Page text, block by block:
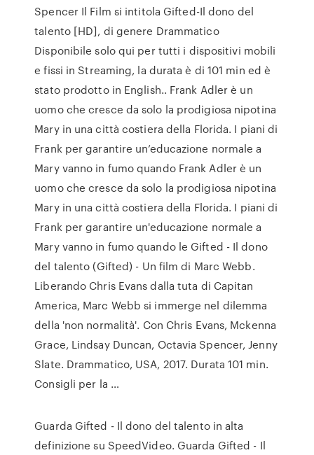
Spencer Il Film si intitola Gifted-Il dono del
talento [HD], di genere Drammatico
Disponibile solo qui per tutti i dispositivi mobili
e fissi in Streaming, la durata è di 101 min ed è
stato prodotto in English.. Frank Adler è un
uomo che cresce da solo la prodigiosa nipotina
Mary in una città costiera della Florida. I piani di
Frank per garantire un’educazione normale a
Mary vanno in fumo quando Frank Adler è un
uomo che cresce da solo la prodigiosa nipotina
Mary in una città costiera della Florida. I piani di
Frank per garantire un'educazione normale a
Mary vanno in fumo quando le Gifted - Il dono
del talento (Gifted) - Un film di Marc Webb.
Liberando Chris Evans dalla tuta di Capitan
America, Marc Webb si immerge nel dilemma
della 'non normalità'. Con Chris Evans, Mckenna
Grace, Lindsay Duncan, Octavia Spencer, Jenny
Slate. Drammatico, USA, 2017. Durata 101 min.
Consigli per la …
Guarda Gifted - Il dono del talento in alta
definizione su SpeedVideo. Guarda Gifted - Il